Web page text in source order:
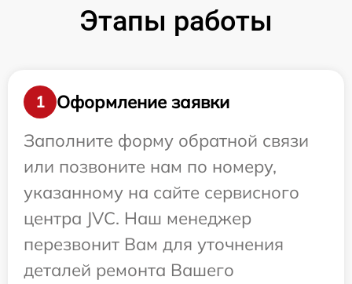
Этапы работы
1
Оформление заявки
Заполните форму обратной связи
или позвоните нам по номеру,
указанному на сайте сервисного
центра JVC. Наш менеджер
перезвонит Вам для уточнения
деталей ремонта Вашего